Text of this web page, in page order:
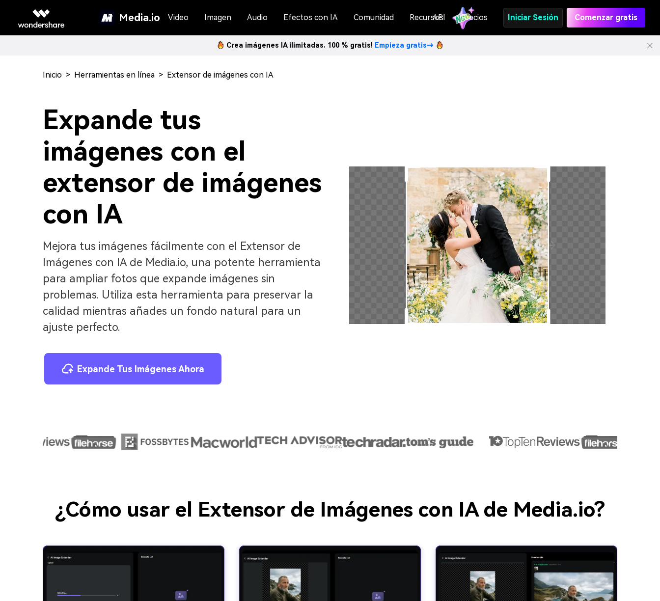
Media.io Video Imagen Audio Efectos con IA Comunidad Recursos
API Precios Iniciar Sesión Comenzar gratis
Crea imágenes IA ilimitadas. 100 % gratis! Empieza gratis→
Inicio > Herramientas en línea > Extensor de imágenes con IA
Expande tus
imágenes con el
extensor de imágenes
con IA
Mejora tus imágenes fácilmente con el Extensor de
Imágenes con IA de Media.io, una potente herramienta
para ampliar fotos que expande imágenes sin
problemas. Utiliza esta herramienta para preservar la
calidad mientras añades un fondo natural para un
ajuste perfecto.
Expande Tus Imágenes Ahora
¿Cómo usar el Extensor de Imágenes con IA de Media.io?